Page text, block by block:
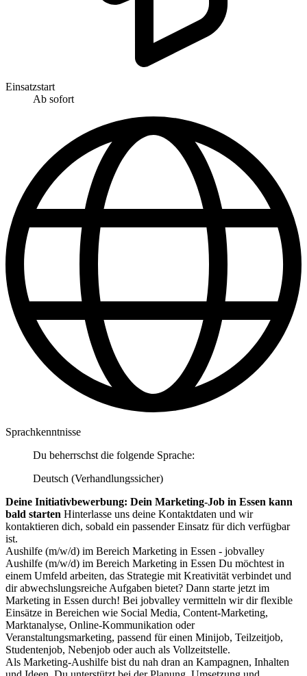
Einsatzstart
Ab sofort
Sprachkenntnisse
Du beherrschst die folgende Sprache:
Deutsch (Verhandlungssicher)
Deine Initiativbewerbung: Dein Marketing-Job in Essen kann
bald starten Hinterlasse uns deine Kontaktdaten und wir
kontaktieren dich, sobald ein passender Einsatz für dich verfügbar
ist.
Aushilfe (m/w/d) im Bereich Marketing in Essen - jobvalley
Aushilfe (m/w/d) im Bereich Marketing in Essen Du möchtest in
einem Umfeld arbeiten, das Strategie mit Kreativität verbindet und
dir abwechslungsreiche Aufgaben bietet? Dann starte jetzt im
Marketing in Essen durch! Bei jobvalley vermitteln wir dir flexible
Einsätze in Bereichen wie Social Media, Content-Marketing,
Marktanalyse, Online-Kommunikation oder
Veranstaltungsmarketing, passend für einen Minijob, Teilzeitjob,
Studentenjob, Nebenjob oder auch als Vollzeitstelle.
Als Marketing-Aushilfe bist du nah dran an Kampagnen, Inhalten